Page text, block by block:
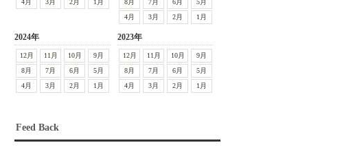
4月
3月 2月 1月
8月
7月 6月
5月
4月
3月 2月 1月
2024年
12月 11月 10月
9月
8月
7月 6月
5月
4月
3月 2月 1月
2023年
12月 11月 10月
9月
8月
7月 6月
5月
4月
3月 2月 1月
Feed Back